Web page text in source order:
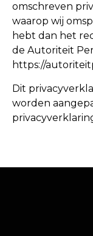
omschreven
waarop wij
hebt dan het
de Autoriteit
https://
Dit
worden